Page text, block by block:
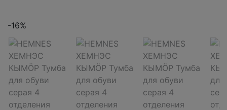
-16%